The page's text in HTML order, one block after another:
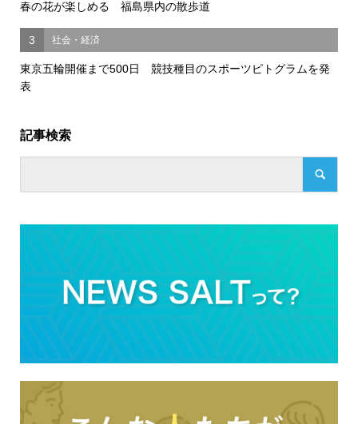
春の花が楽しめる 福島県内の散歩道
3 社会・経済
東京五輪開催まで500日 競技種目のスポーツピトグラムを発
表
記事検索